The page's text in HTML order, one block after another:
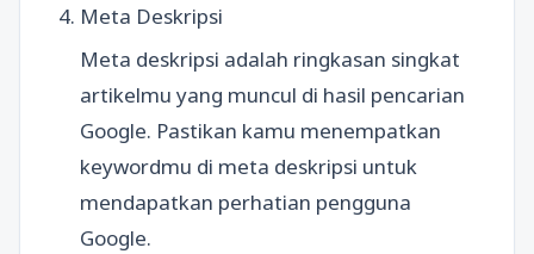
Meta Deskripsi
Meta deskripsi adalah ringkasan singkat
artikelmu yang muncul di hasil pencarian
Google. Pastikan kamu menempatkan
keywordmu di meta deskripsi untuk
mendapatkan perhatian pengguna
Google.